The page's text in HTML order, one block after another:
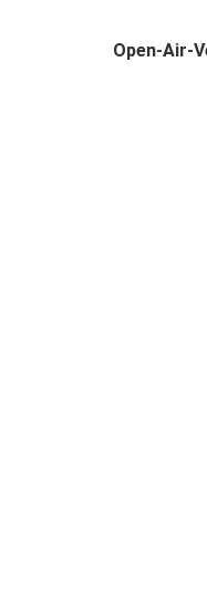
Open-Air-